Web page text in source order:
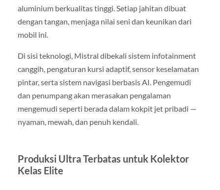
aluminium berkualitas tinggi. Setiap jahitan dibuat
dengan tangan, menjaga nilai seni dan keunikan dari
mobil ini.
Di sisi teknologi, Mistral dibekali sistem infotainment
canggih, pengaturan kursi adaptif, sensor keselamatan
pintar, serta sistem navigasi berbasis AI. Pengemudi
dan penumpang akan merasakan pengalaman
mengemudi seperti berada dalam kokpit jet pribadi —
nyaman, mewah, dan penuh kendali.
Produksi Ultra Terbatas untuk Kolektor
Kelas Elite